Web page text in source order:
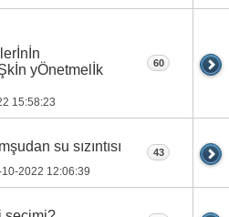
yÖnetmelİk
15:58:23
60
su sızıntısı
2022 12:06:39
43